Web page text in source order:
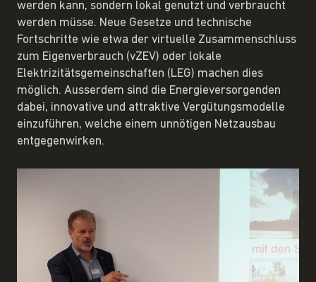
werden kann, sondern lokal genutzt und verbraucht
werden müsse. Neue Gesetze und technische
Fortschritte wie etwa der virtuelle Zusammenschluss
zum Eigenverbrauch (vZEV) oder lokale
Elektrizitätsgemeinschaften (LEG) machen dies
möglich. Ausserdem sind die Energieversorgenden
dabei, innovative und attraktive Vergütungsmodelle
einzuführen, welche einem unnötigen Netzausbau
entgegenwirken.